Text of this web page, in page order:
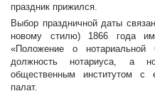
праздник прижился.
Выбор праздничной даты
новому стилю) 1866 года
«Положение о нотариальной
должность нотариуса, а
общественным институтом с
палат.